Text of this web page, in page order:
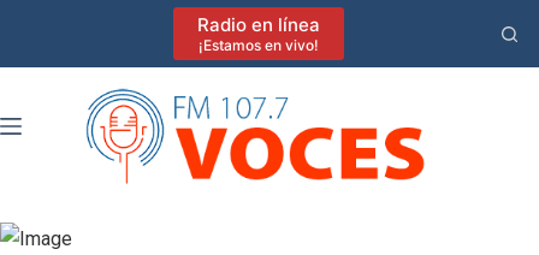
Radio en línea
¡Estamos en vivo!